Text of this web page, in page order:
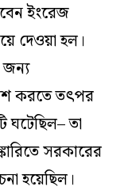
ইংরেজ
দেওয়া হল।
জন্য
করতে তৎপর
ঘটেছিল– তা
সরকারের
হয়েছিল।